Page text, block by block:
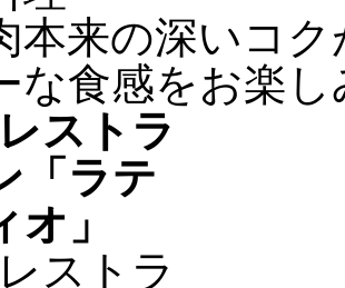
本来の深いコ
な食感をお楽